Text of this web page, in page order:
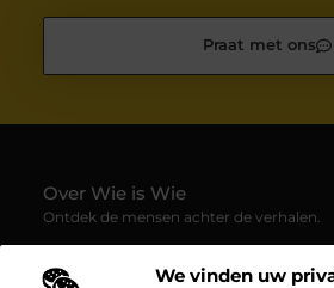
We vinden uw
Praat met ons
Over Wie is Wie
Ontdek de mensen achter de verhalen.
over boeiende persoonlijkheden uit alle